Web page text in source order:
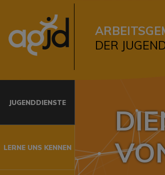
DER
JUGENDDIENSTE
LERNE UNS KENNEN